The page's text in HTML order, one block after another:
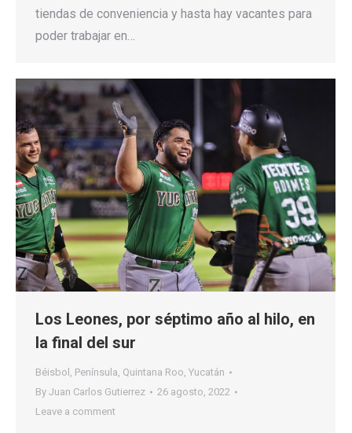
tiendas de conveniencia y hasta hay vacantes para
poder trabajar en…
Los Leones, por séptimo año al hilo, en
la final del sur
Béisbol , Península, Quintana Roo, Yucatán
By Juan Carlos Gutierrez
26 agosto, 2022
Leave a comment